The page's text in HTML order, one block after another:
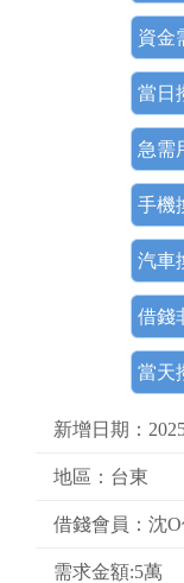
資金
當日
急需
手機
汽車
借錢
當天
新增日期：
地區：台東
借錢會員：沈
需求金額:5萬